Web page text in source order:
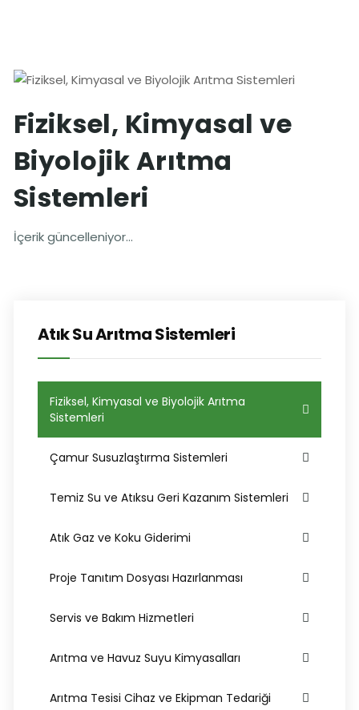
Fiziksel, Kimyasal ve
Biyolojik Arıtma
Sistemleri
İçerik güncelleniyor...
Atık Su Arıtma Sistemleri
Fiziksel, Kimyasal ve Biyolojik Arıtma
Sistemleri
Çamur Susuzlaştırma Sistemleri
Temiz Su ve Atıksu Geri Kazanım Sistemleri
Atık Gaz ve Koku Giderimi
Proje Tanıtım Dosyası Hazırlanması
Servis ve Bakım Hizmetleri
Arıtma ve Havuz Suyu Kimyasalları
Arıtma Tesisi Cihaz ve Ekipman Tedariği